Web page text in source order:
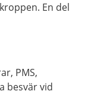
En del
PMS,
besvär vid